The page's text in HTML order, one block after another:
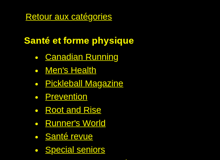
Retour aux catégories
Santé et forme physique
Canadian Running
Men's Health
Pickleball Magazine
Prevention
Root and Rise
Runner's World
Santé revue
Special seniors